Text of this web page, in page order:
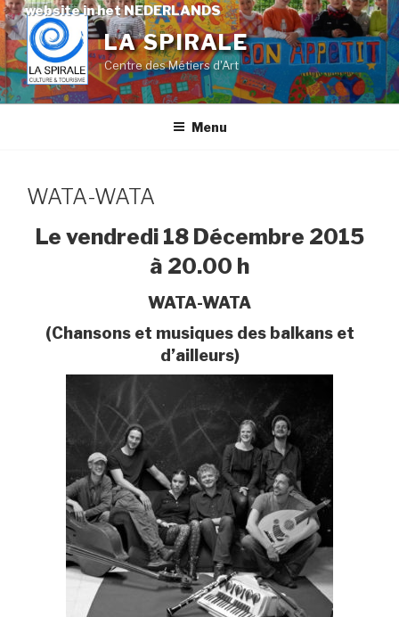
website in het NEDERLANDS
Skip
to
content
LA SPIRALE
Centre des Métiers d'Art
Menu
WATA-WATA
Le vendredi 18 Décembre 2015
à 20.00 h
WATA-WATA
(Chansons et musiques des balkans et
d’ailleurs)